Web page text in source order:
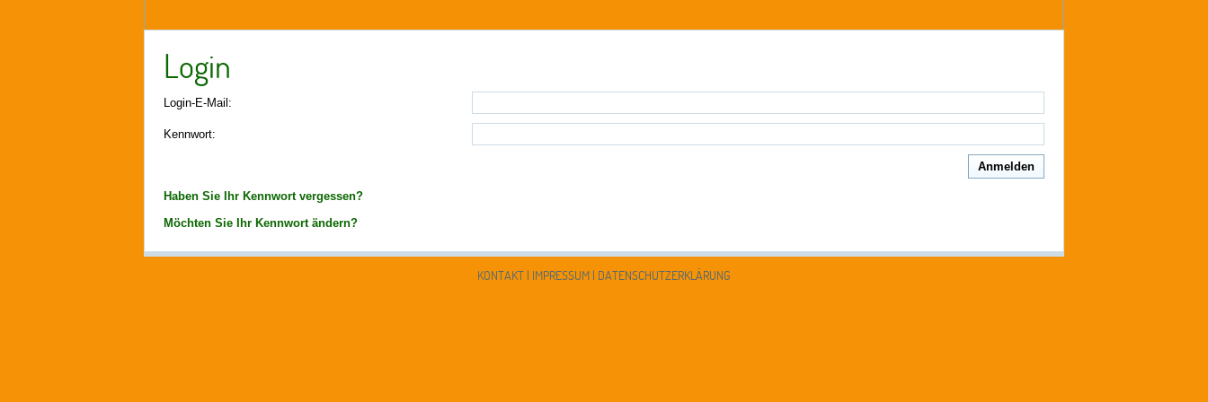
Login
Login-E-Mail:
Kennwort:
Haben Sie Ihr Kennwort vergessen?
Möchten Sie Ihr Kennwort ändern?
KONTAKT | IMPRESSUM | DATENSCHUTZERKLÄRUNG